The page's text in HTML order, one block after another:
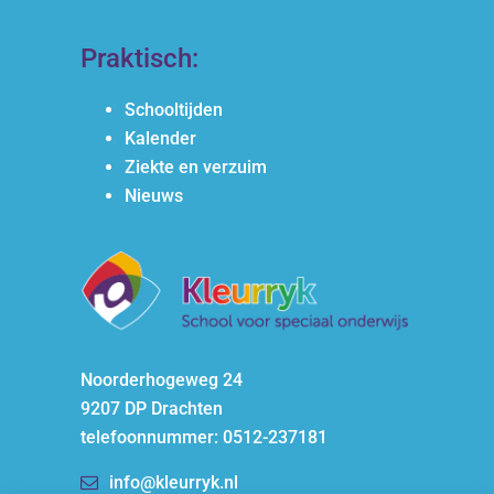
Praktisch:
Schooltijden
Kalender
Ziekte en verzuim
Nieuws
Noorderhogeweg 24
9207 DP Drachten
telefoonnummer: 0512-237181
info@kleurryk.nl